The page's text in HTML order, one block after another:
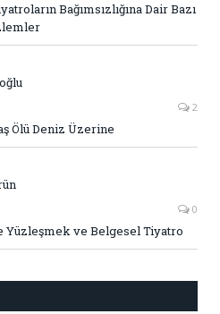
Bağımsızlığına Dair Bazı
2
Ölü Deniz Üzerine
0
Yüzleşmek ve Belgesel Tiyatro